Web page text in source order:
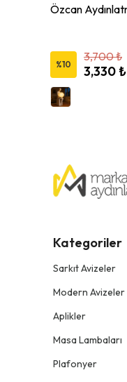
%10
3,700 ₺
3,330 ₺
Kategoriler
Sarkıt Avizeler
Modern Avizeler
Aplikler
Masa Lambaları
Plafonyer